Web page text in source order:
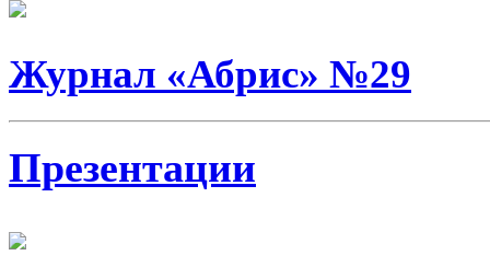
Журнал «Абрис» №29
Презентации